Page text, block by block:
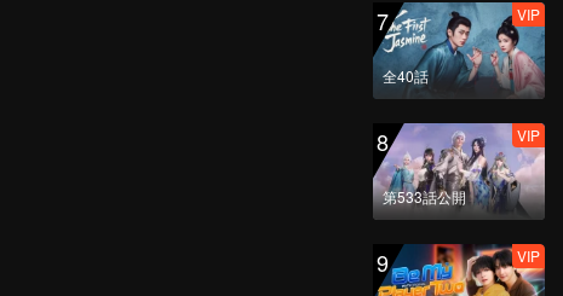
7
全40話
VIP
8
第533話公開
VIP
9 VIP